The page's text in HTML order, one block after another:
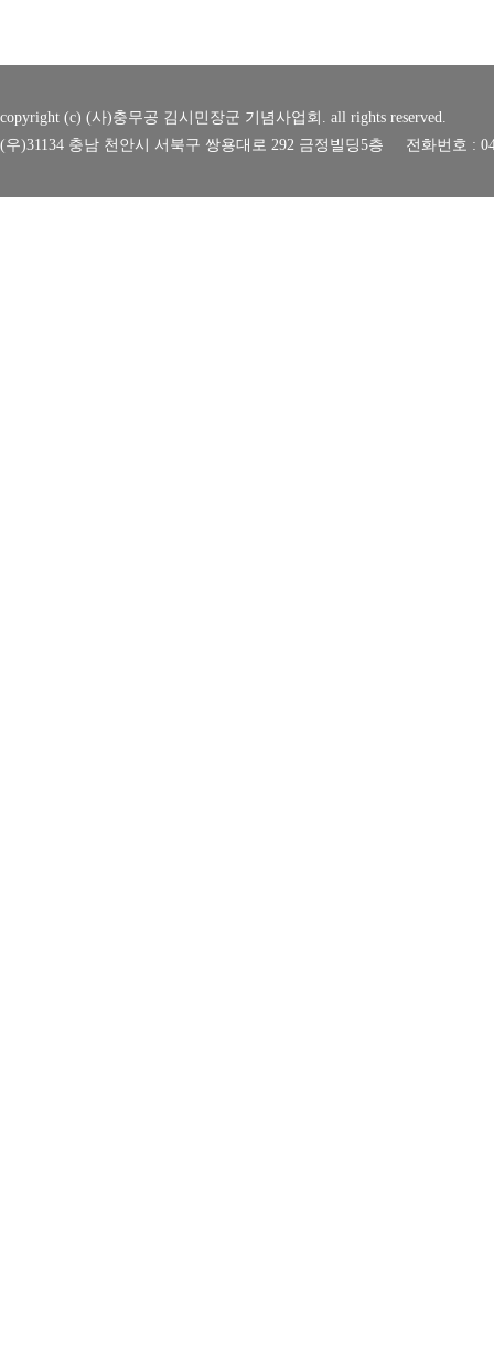
copyright (c) (사)충무공 김시민장군 기념사업회. all rights reserved.
(우)31134 충남 천안시 서북구 쌍용대로 292 금정빌딩5층 전화번호 :